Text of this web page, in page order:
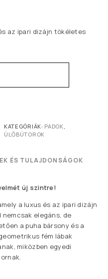
az ipari dizájn tökéletes
KATEGÓRIÁK: PADOK
ÜLŐBÚTOROK
ÉS TULAJDONSÁGOK
új szintre!
a luxus és az ipari dizájn
elegáns, de
a puha bársony és a
fém lábak
miközben egyedi